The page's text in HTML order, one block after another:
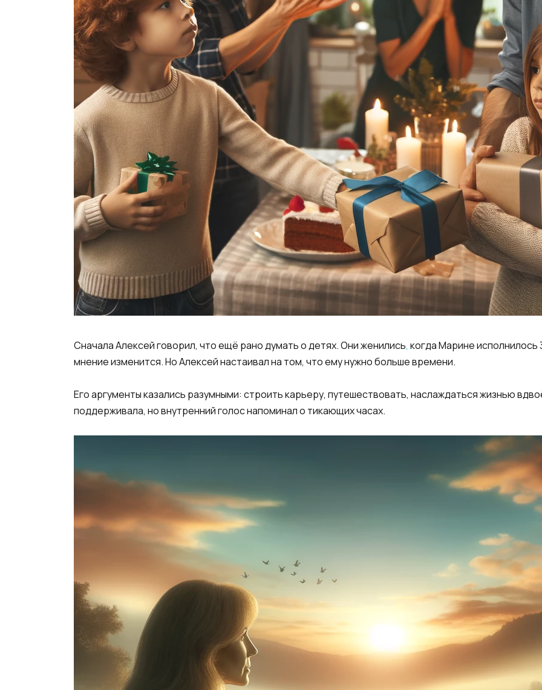
Сначала Алексей говорил, что ещё рано думать о детях. Они женились, когда Марине исполнилось
мнение изменится. Но Алексей настаивал на том, что ему нужно больше времени.
Его аргументы казались разумными: строить карьеру, путешествовать, наслаждаться жизнью
поддерживала, но внутренний голос напоминал о тикающих часах.